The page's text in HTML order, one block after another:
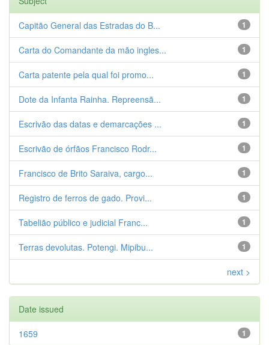
1
Capitão General das Estradas do B...
1
Carta do Comandante da mão ingles...
1
Carta patente pela qual foi promo...
1
Dote da Infanta Rainha. Repreensã...
1
Escrivão das datas e demarcações ...
1
Escrivão de órfãos Francisco Rodr...
1
Francisco de Brito Saraiva, cargo...
1
Registro de ferros de gado. Provi...
1
Tabelião público e judicial Franc...
1
Terras devolutas. Potengi. Mipibu...
next >
Date issued
1
1659